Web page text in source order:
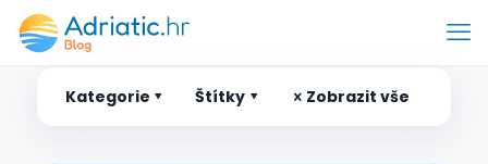
Kategorie Štítky Zobrazit vše